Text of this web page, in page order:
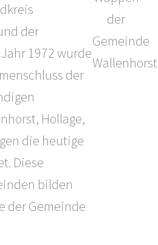
der
1972 wurde
der
Hollage,
die heutige
Diese
bilden
der Gemeinde